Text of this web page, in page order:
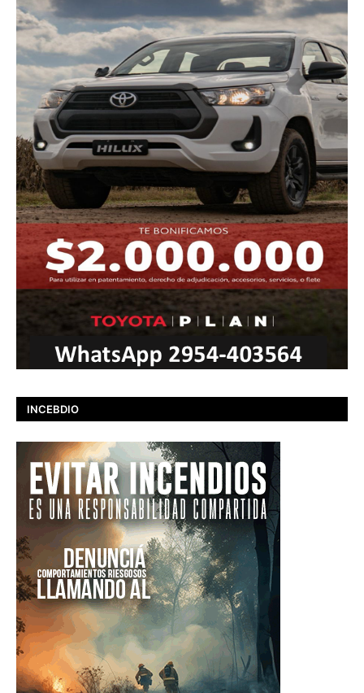
INCEBDIO